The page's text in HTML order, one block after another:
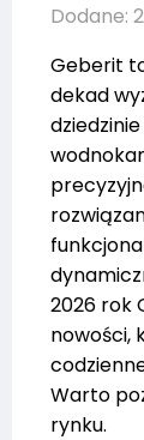
Dodane:
Geberit
dekad
2026 rok
nowości,
Warto
rynku.